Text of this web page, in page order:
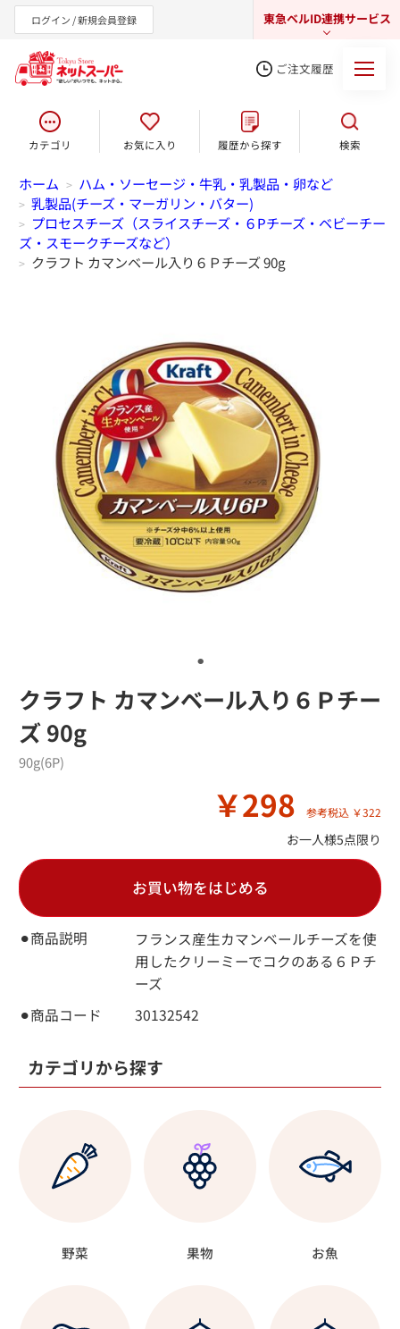
ログイン / 新規会員登録 東急ベルID連携サービス
東急オンラインショップ
ご注文履歴
カテゴリ お気に入り 履歴から探す 検索
ホーム > ハム・ソーセージ・牛乳・乳製品・卵など
> 乳製品(チーズ・マーガリン・バター)
> プロセスチーズ（スライスチーズ・６Pチーズ・ベビーチー
ズ・スモークチーズなど）
> クラフト カマンベール入り６Ｐチーズ 90g
クラフト カマンベール入り６Ｐチー
ズ 90g
⚫︎商品説明
フランス産生カマンベールチーズを使
用したクリーミーでコクのある６Ｐチ
ーズ
￥298 参考税込 ￥322
お一人様5点限り
⚫︎商品コード 30132542
90g(6P)
お買い物をはじめる
カテゴリから探す
野菜 果物 お魚